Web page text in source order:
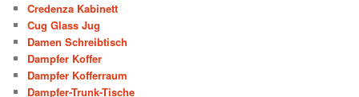
Credenza Kabinett
Cug Glass Jug
Damen Schreibtisch
Dampfer Koffer
Dampfer Kofferraum
Dampfer-Trunk-Tische